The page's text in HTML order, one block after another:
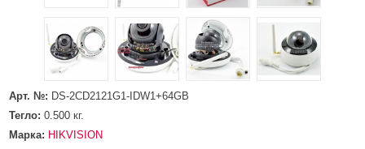
ГЪВКАВИ ГОФРИРАНИ ТРЪБИ
POE УДЪЛЖИТЕЛИ И POE СПЛИТЕРИ
МИКРОФОНИ И ГОВОРИТЕЛИ ЗА ВИДЕОНАБЛЮДЕНИЕ
УПРАВЛЕНИЯ ЗА ВЪРТЯЩИ КАМЕРИ
ОБЕКТИВИ ЗА ОХРАНИТЕЛНИ КАМЕРИ
КОНЕКТОРИ
Арт. №: DS-2CD2121G1-IDW1+64GB
Тегло:0.500 кг.
Марка: HIKVISION